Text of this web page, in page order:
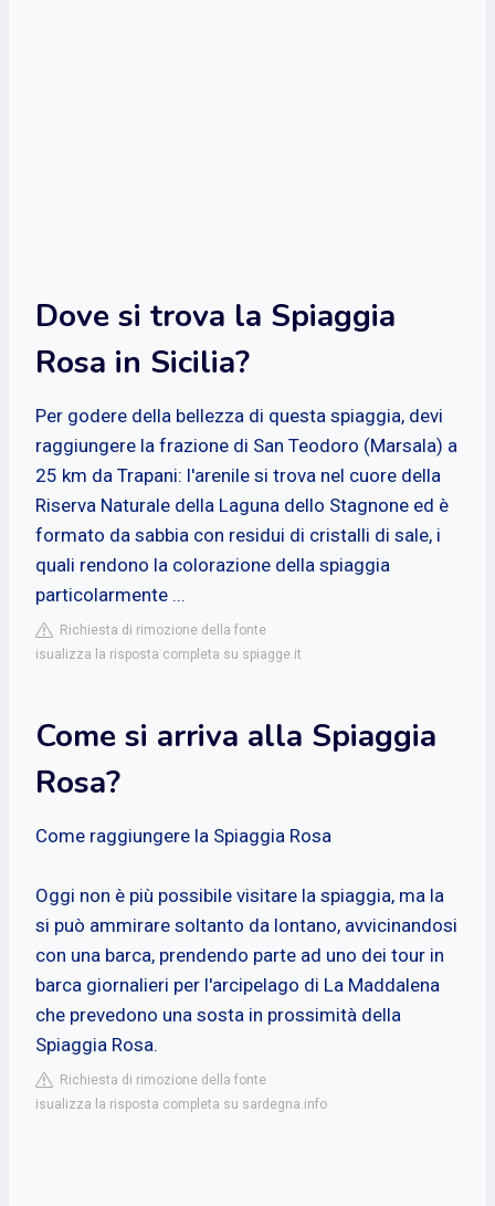
Dove si trova la Spiaggia
Rosa in Sicilia?
Per godere della bellezza di questa spiaggia, devi
raggiungere la frazione di San Teodoro (Marsala) a
25 km da Trapani: l'arenile si trova nel cuore della
Riserva Naturale della Laguna dello Stagnone ed è
formato da sabbia con residui di cristalli di sale, i
quali rendono la colorazione della spiaggia
particolarmente ...
Richiesta di rimozione della fonte
isualizza la risposta completa su spiagge.it
Come si arriva alla Spiaggia
Rosa?
Come raggiungere la Spiaggia Rosa
Oggi non è più possibile visitare la spiaggia, ma la
si può ammirare soltanto da lontano, avvicinandosi
con una barca, prendendo parte ad uno dei tour in
barca giornalieri per l'arcipelago di La Maddalena
che prevedono una sosta in prossimità della
Spiaggia Rosa.
Richiesta di rimozione della fonte
isualizza la risposta completa su sardegna.info